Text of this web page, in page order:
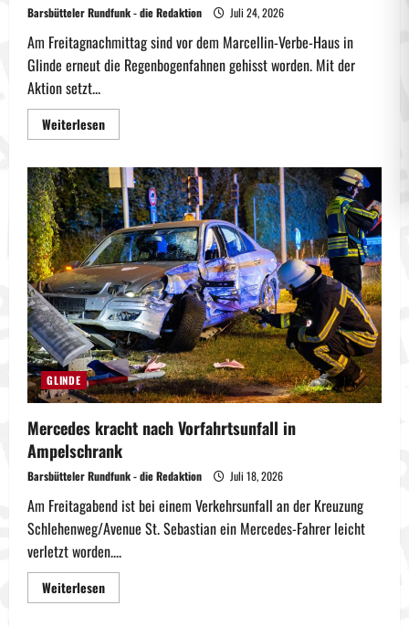
Barsbütteler Rundfunk - die Redaktion Juli 24, 2026
Am Freitagnachmittag sind vor dem Marcellin-Verbe-Haus in
Glinde erneut die Regenbogenfahnen gehisst worden. Mit der
Aktion setzt...
WeiterlesenMehr
Informationen
wehen
wieder
vor
dem
Rathaus:
Glinde
setzt
Zeichen
für
Vielfalt
und
Respekt
GLINDE
Mercedes kracht nach Vorfahrtsunfall in
Ampelschrank
Barsbütteler Rundfunk - die Redaktion Juli 18, 2026
Am Freitagabend ist bei einem Verkehrsunfall an der Kreuzung
Schlehenweg/Avenue St. Sebastian ein Mercedes-Fahrer leicht
verletzt worden....
WeiterlesenMehr
Informationen